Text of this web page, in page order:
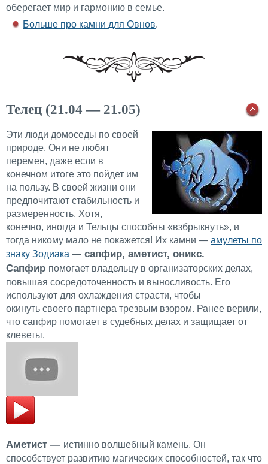
оберегает мир и гармонию в семье.
Больше про камни для Овнов.
Телец (21.04 — 21.05)
Эти люди домоседы по своей
природе. Они не любят
перемен, даже если в
конечном итоге это пойдет им
на пользу. В своей жизни они
предпочитают стабильность и
размеренность. Хотя,
конечно, иногда и Тельцы способны «взбрыкнуть», и
тогда никому мало не покажется! Их камни — амулеты по
знаку Зодиака — сапфир, аметист, оникс.
Сапфир помогает владельцу в организаторских делах,
повышая сосредоточенность и выносливость. Его
используют для охлаждения страсти, чтобы
окинуть своего партнера трезвым взором. Ранее верили,
что сапфир помогает в судебных делах и защищает от
клеветы.
Аметист — истинно волшебный камень. Он
способствует развитию магических способностей, так что